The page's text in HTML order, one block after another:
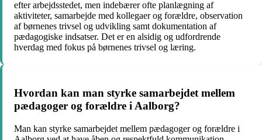
efter arbejdsstedet, men indebærer ofte planlægning af
aktiviteter, samarbejde med kollegaer og forældre, observation
af børnenes trivsel og udvikling samt dokumentation af
pædagogiske indsatser. Det er en alsidig og udfordrende
hverdag med fokus på børnenes trivsel og læring.
Hvordan kan man styrke samarbejdet mellem
pædagoger og forældre i Aalborg?
Man kan styrke samarbejdet mellem pædagoger og forældre i